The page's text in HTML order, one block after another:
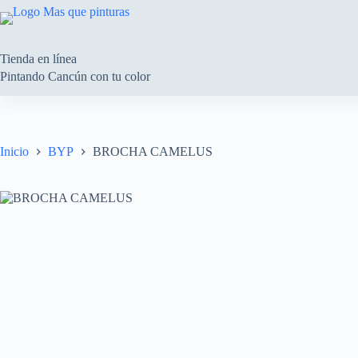
Saltar
al
Tienda en línea
Pintando Cancún con tu color
Inicio BYP BROCHA CAMELUS